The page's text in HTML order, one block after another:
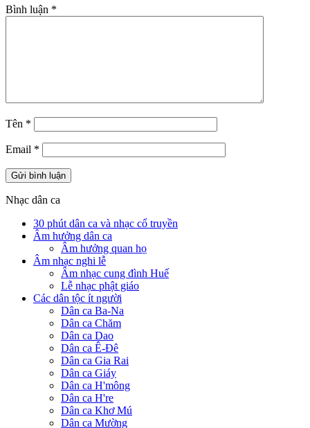
Bình luận *
Tên *
Email *
Nhạc dân ca
30 phút dân ca và nhạc cổ truyền
Âm hưởng dân ca
Âm hưởng quan họ
Âm nhạc nghi lễ
Âm nhạc cung đình Huế
Lễ nhạc phật giáo
Các dân tộc ít người
Dân ca Ba-Na
Dân ca Chăm
Dân ca Dao
Dân ca Ê-Đê
Dân ca Gia Rai
Dân ca Giáy
Dân ca H'mông
Dân ca H're
Dân ca Khơ Mú
Dân ca Mường